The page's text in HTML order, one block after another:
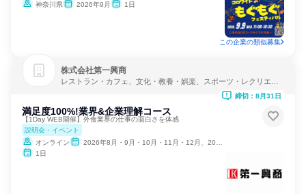
神奈川県
2026年9月 1日
この企業の類似募集
株式会社第一興商
レストラン・カフェ、文化・教養・娯楽、スポーツ・レクリエー
満足度100%!業界&企業理解コース
【1Day WEB開催】外食業界の仕事の面白さを体感
説明会・イベント
オンライン
2026年8月・9月・10月・11月・12月、2027年1月・2月
1日
締切：8月31日